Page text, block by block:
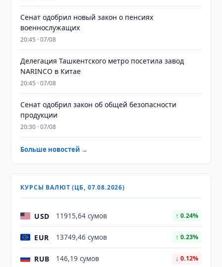
Сенат одобрил новый закон о пенсиях
военнослужащих
20:45 · 07/08
Делегация Ташкентского метро посетила завод
NARINCO в Китае
20:45 · 07/08
Сенат одобрил закон об общей безопасности
продукции
20:30 · 07/08
Больше новостей →
КУРСЫ ВАЛЮТ (ЦБ, 07.08.2026)
USD 11915,64 сумов ↑ 0.24%
EUR 13749,46 сумов ↑ 0.23%
RUB 146,19 сумов ↓ 0.12%